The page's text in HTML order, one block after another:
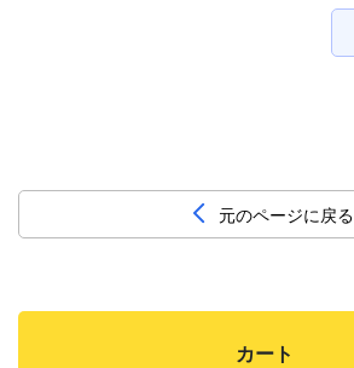
元のページに戻る
カート